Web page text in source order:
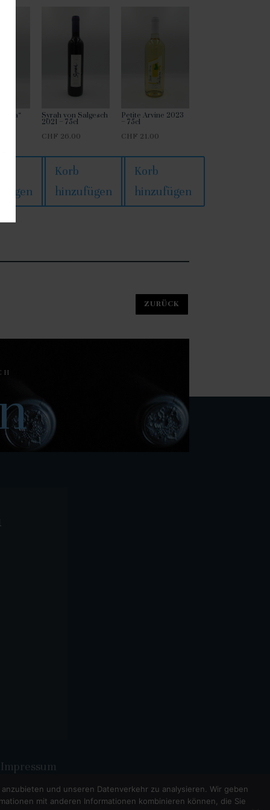
Syrah von Salgesch
2021 – 75cl
CHF 26.00
Korb
hinzufügen
Petite Arvine 2023
– 75cl
CHF 21.00
Korb
hinzufügen
Impressum
und unseren Datenverkehr zu analysieren. Wir geben
mit anderen Informationen kombinieren können, die Sie